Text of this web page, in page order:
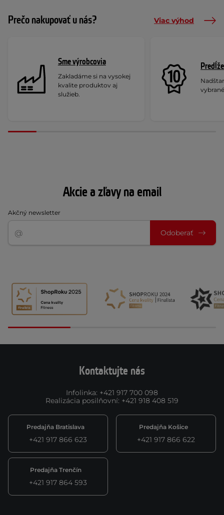
Prečo nakupovať u nás? Viac výhod
Sme výrobcovia
Zakladáme si na vysokej
kvalite produktov aj
služieb.
Akcie a zľavy na email
Akčný newsletter
Odoberať
Kontaktujte nás
Infolinka: +421 917 700 098
Realizácia posilňovní: +421 918 408 519
Predajňa Bratislava
+421 917 866 623
Predajňa Košice
+421 917 866 622
Predajňa Trenčín
+421 917 864 593